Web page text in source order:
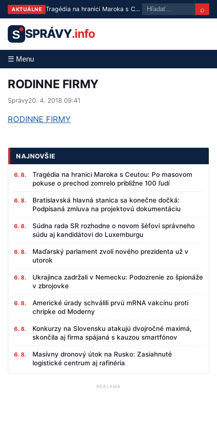
AKTUÁLNE Tragédia na hranici Maroka s Ceutou: Po masovom pokuse o prechod zomrelo približne 100 ľudí ⌕
S SPRÁVY.info
☰ Menu
RODINNE FIRMY
Správy20. 4. 2018 09:41
RODINNE FIRMY
NAJNOVŠIE
6. 8.
Tragédia na hranici Maroka s Ceutou: Po masovom
pokuse o prechod zomrelo približne 100 ľudí
6. 8.
Bratislavská hlavná stanica sa konečne dočká:
Podpísaná zmluva na projektovú dokumentáciu
6. 8.
Súdna rada SR rozhodne o novom šéfovi správneho
súdu aj kandidátovi do Luxemburgu
6. 8.
Maďarský parlament zvolí nového prezidenta už v
utorok
6. 8.
Ukrajinca zadržali v Nemecku: Podozrenie zo špionáže
v zbrojovke
6. 8.
Americké úrady schválili prvú mRNA vakcínu proti
chrípke od Moderny
6. 8.
Konkurzy na Slovensku atakujú dvojročné maximá,
skončila aj firma spájaná s kauzou smartfónov
6. 8.
Masívny dronový útok na Rusko: Zasiahnuté
logistické centrum aj rafinéria
REKLAMA